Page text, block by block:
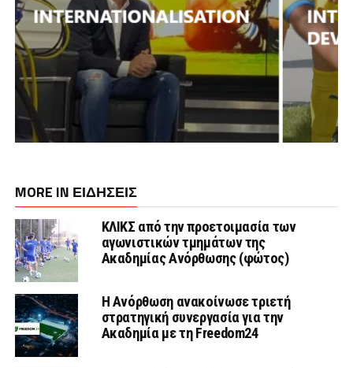
MORE IN ΕΙΔΗΣΕΙΣ
ΚΛΙΚΣ από την προετοιμασία των
αγωνιστικών τμημάτων της
Ακαδημίας Ανόρθωσης (φώτος)
Η Ανόρθωση ανακοίνωσε τριετή
στρατηγική συνεργασία για την
Ακαδημία με τη Freedom24